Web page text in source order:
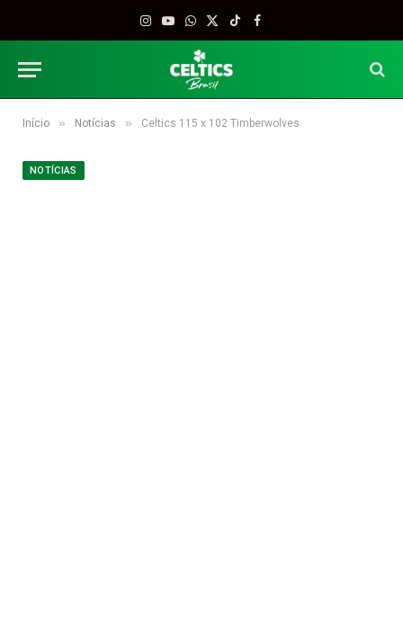
Instagram
YouTube
WhatsApp
X
TikTokFacebook
Início » Notícias » Celtics 115 x 102 Timberwolves
NOTÍCIAS